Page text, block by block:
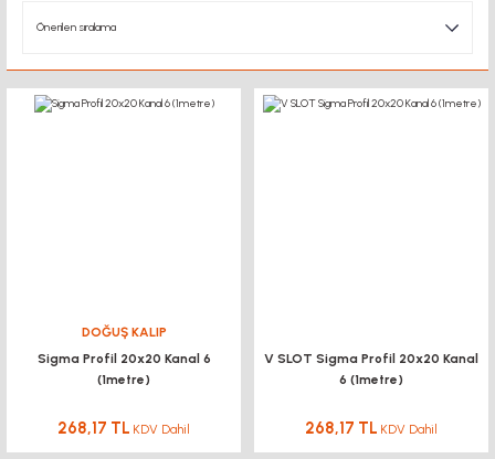
DOĞUŞ KALIP
Sigma Profil 20x20 Kanal 6
(1metre)
268,17 TL KDV Dahil
V SLOT Sigma Profil 20x20 Kanal
6 (1metre)
268,17 TL KDV Dahil